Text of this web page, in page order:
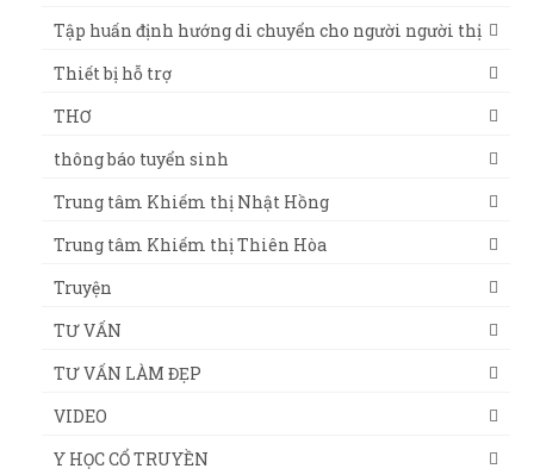
Tập huấn định hướng di chuyển cho người người thị
Thiết bị hỗ trợ
THƠ
thông báo tuyển sinh
Trung tâm Khiếm thị Nhật Hồng
Trung tâm Khiếm thị Thiên Hòa
Truyện
TƯ VẤN
TƯ VẤN LÀM ĐẸP
VIDEO
Y HỌC CỔ TRUYỀN